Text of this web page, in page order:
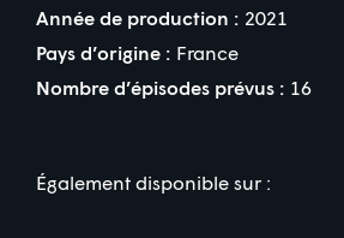
Année de production : 2021
Pays d’origine : France
Nombre d’épisodes prévus : 16
Également disponible sur :